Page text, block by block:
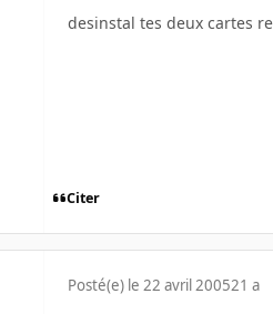
desinstal tes deux cartes
Citer
Posté(e) le 22 avril 200521 a